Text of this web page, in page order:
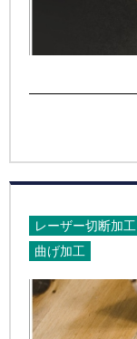
レーザー切断加工
曲げ加工